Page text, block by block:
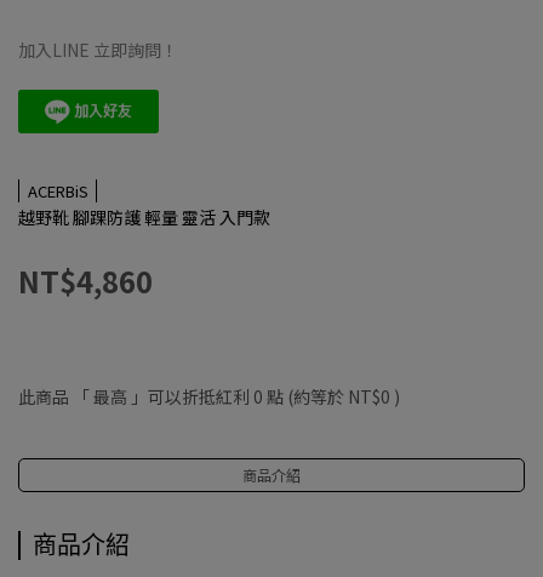
加入LINE 立即詢問！
ACERBiS
越野靴 腳踝防護 輕量 靈活 入門款
NT$4,860
此商品 「 最高 」可以折抵紅利 0 點 (約等於 NT$0 )
商品介紹
商品介紹